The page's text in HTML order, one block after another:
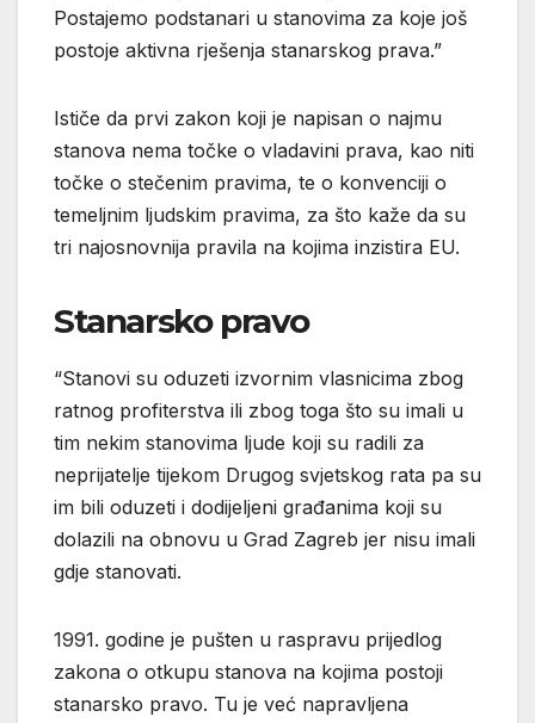
Postajemo podstanari u stanovima za koje još
postoje aktivna rješenja stanarskog prava.”
Ističe da prvi zakon koji je napisan o najmu
stanova nema točke o vladavini prava, kao niti
točke o stečenim pravima, te o konvenciji o
temeljnim ljudskim pravima, za što kaže da su
tri najosnovnija pravila na kojima inzistira EU.
Stanarsko pravo
“Stanovi su oduzeti izvornim vlasnicima zbog
ratnog profiterstva ili zbog toga što su imali u
tim nekim stanovima ljude koji su radili za
neprijatelje tijekom Drugog svjetskog rata pa su
im bili oduzeti i dodijeljeni građanima koji su
dolazili na obnovu u Grad Zagreb jer nisu imali
gdje stanovati.
1991. godine je pušten u raspravu prijedlog
zakona o otkupu stanova na kojima postoji
stanarsko pravo. Tu je već napravljena